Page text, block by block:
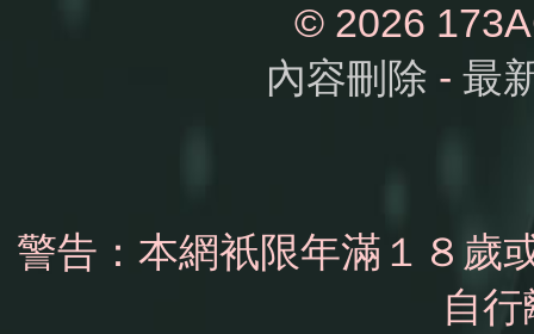
© 2026
內容刪除 - 最
警告：本網衹限年滿１８歲
自